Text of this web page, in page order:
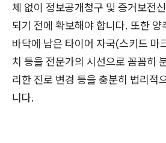
체 없이 정보공개청구 및 증거보전
되기 전에 확보해야 합니다. 또한 양
바닥에 남은 타이어 자국(스키드 마
치 등을 전문가의 시선으로 꼼꼼히
리한 진로 변경 등을 충분히 법리적
니다.